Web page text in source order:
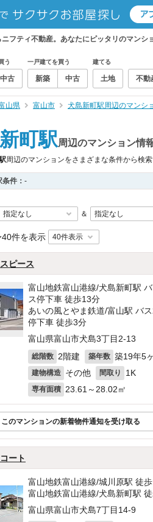
フティ不動産。あなたにピッタリのマンシ
う
中古
一戸建てを買う
新築 中古
建てる
土地 不動
山県 富山市 犬島新町駅周辺のマンシ
町駅周辺のマンション情
周辺のマンションをさまざまな条件から検索
件： -
＆
40件を表示
ピース
富山地鉄富山港線/犬島新町駅
ス停下車 徒歩13分
あいの風とやま鉄道/富山駅 バ
停下車 徒歩3分
富山県富山市犬島3丁目2-13
総階数 2階建 築年数 築19年5
建物構造 その他 間取り 1K
専有面積 23.61～28.02㎡
このマンションの新着物件通知を受け取る
ート
富山地鉄富山港線/城川原駅 徒
富山地鉄富山港線/犬島新町駅
富山県富山市犬島7丁目14-9